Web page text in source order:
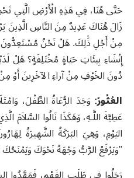
حَتَّى هُنَا، فِي هَذِهِ الْأَرْضِ الَّتِي
زَالَ هُنَاكَ عَدِيدٌ مِنَ النَّاسِ الَّذِينَ
مِنْ أَجْلِ ذَٰلِكَ. هَلْ نَحْنُ مُسْتَعِدُّونَ
إِنْشَاءِ بِيئَاتِ حَيَاةٍ مُخْتَلِفَةٍ؟ هَلْ
دُونَ الخَوْفِ مِنْ آراءِ الآخَرِينَ أَوْ
العُثُورُ: وَجَدَ الرُّعَاةُ الطِّفْلَ،
عَطِيَّةَ اللَّـهِ، وَهَكَذَا نَالُوا السَّلاَمَ
اليَوْمِ، وَهِيَ البَرَكَةُ الشَّهِيرَةُ
"وَيَرْفَعُ الرَّبُّ وَجْهَهُ نَحْوَكَ وَيَمْنَحُكَ